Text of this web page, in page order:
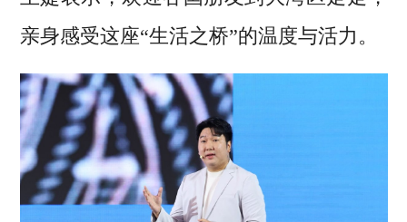
亲身感受这座“生活之桥”的温度与活力。